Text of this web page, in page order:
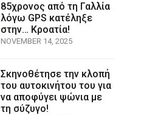
85χρονος από τη Γαλλία
λόγω GPS κατέληξε
στην… Κροατία!
NOVEMBER 14, 2025
Σκηνοθέτησε την κλοπή
του αυτοκινήτου του για
να αποφύγει ψώνια με
τη σύζυγο!